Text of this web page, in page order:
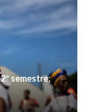
semestre;